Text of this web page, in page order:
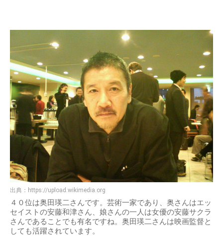
出典： https://upload.wikimedia.org
４０位は奥田瑛二さんです。芸術一家であり、奥さんはエッ
セイストの安藤和津さん、娘さんの一人は女優の安藤サクラ
さんであることでも有名ですね。奥田瑛二さんは映画監督と
しても活躍されています。